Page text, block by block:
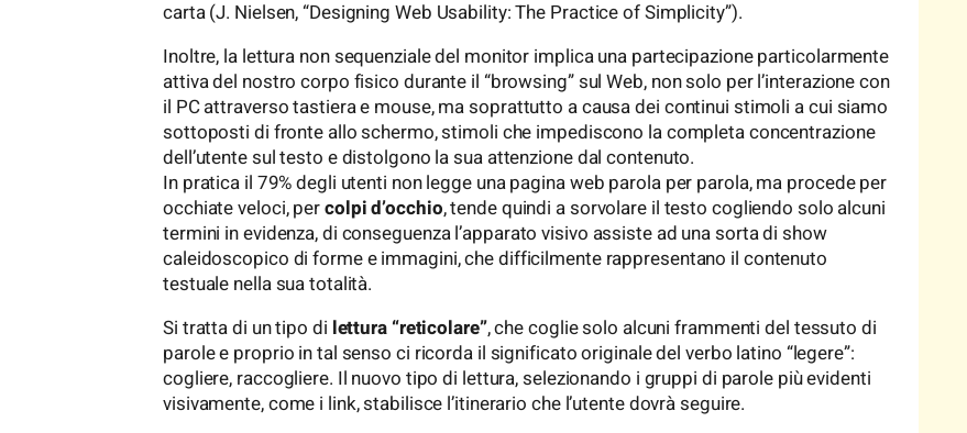
carta (J. Nielsen, “Designing Web Usability: The Practice of Simplicity”).
Inoltre, la lettura non sequenziale del monitor implica una partecipazione particolarmente
attiva del nostro corpo fisico durante il “browsing” sul Web, non solo per l’interazione con
il PC attraverso tastiera e mouse, ma soprattutto a causa dei continui stimoli a cui siamo
sottoposti di fronte allo schermo, stimoli che impediscono la completa concentrazione
dell’utente sul testo e distolgono la sua attenzione dal contenuto.
In pratica il 79% degli utenti non legge una pagina web parola per parola, ma procede per
occhiate veloci, percolpi d’occhio, tende quindi a sorvolare il testo cogliendo solo alcuni
termini in evidenza, di conseguenza l’apparato visivo assiste ad una sorta di show
caleidoscopico di forme e immagini, che difficilmente rappresentano il contenuto
testuale nella sua totalità.
Si tratta di un tipo di lettura “reticolare”, che coglie solo alcuni frammenti del tessuto di
parole e proprio in tal senso ci ricorda il significato originale del verbo latino “legere”:
cogliere, raccogliere. Il nuovo tipo di lettura, selezionando i gruppi di parole più evidenti
visivamente, come i link, stabilisce l’itinerario che l’utente dovrà seguire.